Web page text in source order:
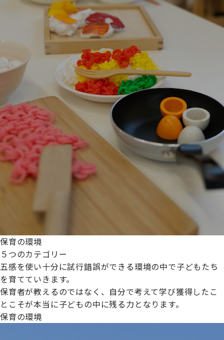
保育の環境
５つのカテゴリー
五感を使い十分に試行錯誤ができる環境の中で子どもたち
を育てていきます。
保育者が教えるのではなく、自分で考えて学び獲得したこ
とこそが本当に子どもの中に残る力となります。
保育の環境